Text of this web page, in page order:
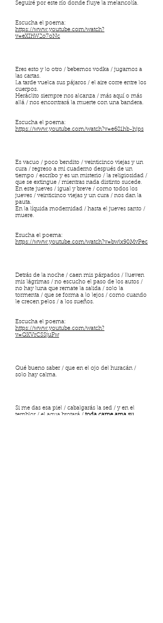
Seguiré por este río donde fluye la melancolía.
Escucha el poema:
https://www.youtube.com/watch?
v=eXIhW2o7oNc
Eres esto y lo otro / bebemos vodka / jugamos a
las cartas.
La tarde vuelca sus pájaros / el aire corre entre los
cuerpos.
Heráclito siempre nos alcanza / más aquí o más
allá / nos encontrará la muerte con una bandera.
Escucha el poema:
https://www.youtube.com/watch?v=e681hb-hjps
Es vacuo / poco bendito / veinticinco viejas y un
cura / regreso a mi cuaderno después de un
tiempo / escribo y es un misterio / la religiosidad /
que se extingue / mientras nada distinto sucede.
En este jueves / igual y breve / como todos los
jueves / veinticinco viejas y un cura / nos dan la
pauta.
En la líquida modernidad / hasta el jueves santo /
muere.
Esucha el poema:
https://www.youtube.com/watch?v=bwlx90MvPec
Detrás de la noche / caen mis párpados / llueven
mis lágrimas / no escucho el paso de los autos /
no hay luna que remate la salida / solo la
tormenta / que se forma a lo lejos / como cuando
le crecen pelos / a los sueños.
Escucha el poema:
https://www.youtube.com/watch?
v=QXVrCSSjuFw
Qué bueno saber / que en el ojo del huracán /
solo hay calma.
Si me das esa piel / cabalgarás la sed / y en el
temblor / el agua brotará / toda carne ama su